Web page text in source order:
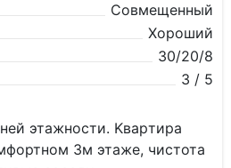
Совмещенный
Хороший
30/20/8
3 / 5
этажности. Kвapтира
3м этажe, чиcтотa